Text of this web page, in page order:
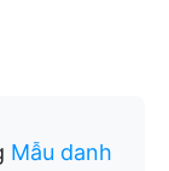
Mẫu danh